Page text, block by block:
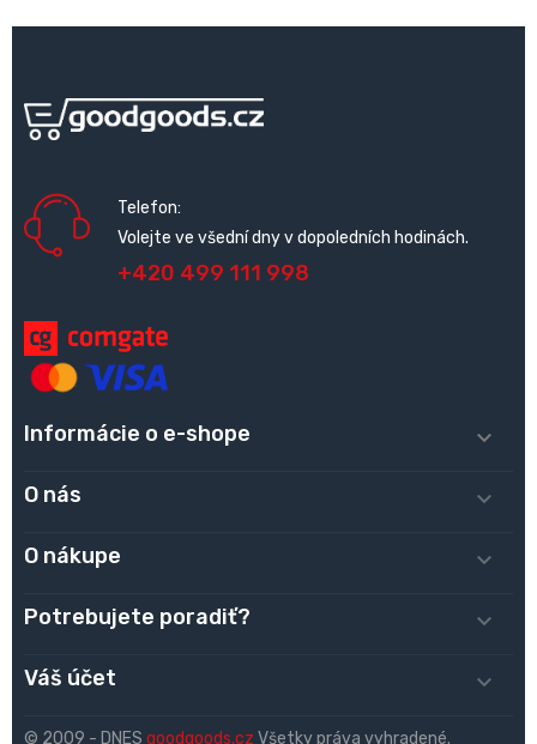
Telefon:
Volejte ve všední dny v dopoledních hodinách.
+420 499 111 998
Informácie o e-shope 
O nás 
O nákupe 
Potrebujete poradiť? 
Váš účet 
© 2009 - DNES goodgoods.cz Všetky práva vyhradené.